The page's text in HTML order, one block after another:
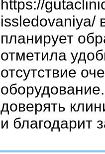
https://
issledovaniya/
планирует
отметила
отсутствие
доверять
и благодарит